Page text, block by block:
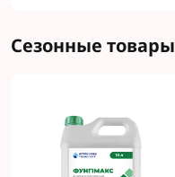
Сезонные товары